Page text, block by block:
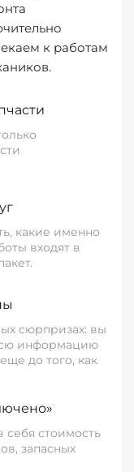
к работам
какие именно
входят в
сюрпризах: вы
информацию
до того, как
себя стоимость
запасных